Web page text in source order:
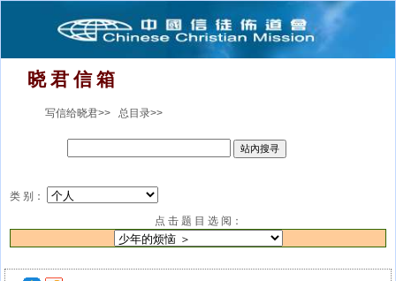
晓 君 信 箱
写信给晓君>> 总目录>>
类 别：
点 击 题 目 选 阅：